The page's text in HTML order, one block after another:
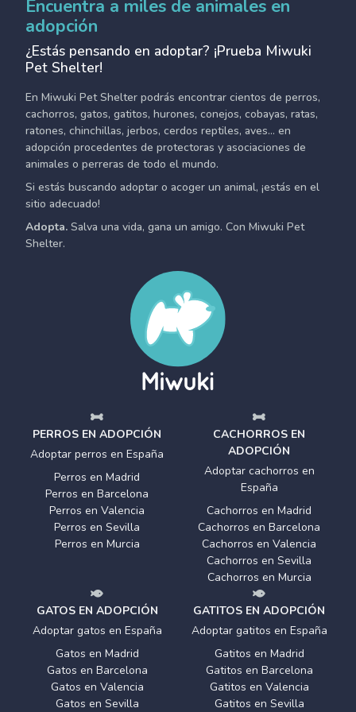
Encuentra a miles de animales en
adopción
¿Estás pensando en adoptar? ¡Prueba Miwuki
Pet Shelter!
En Miwuki Pet Shelter podrás encontrar cientos de perros,
cachorros, gatos, gatitos, hurones, conejos, cobayas, ratas,
ratones, chinchillas, jerbos, cerdos reptiles, aves... en
adopción procedentes de protectoras y asociaciones de
animales o perreras de todo el mundo.
Si estás buscando adoptar o acoger un animal, ¡estás en el
sitio adecuado!
Adopta. Salva una vida, gana un amigo. Con Miwuki Pet
Shelter.
PERROS EN ADOPCIÓN
Adoptar perros en España
Perros en Madrid
Perros en Barcelona
Perros en Valencia
Perros en Sevilla
Perros en Murcia
CACHORROS EN
ADOPCIÓN
Adoptar cachorros en
España
Cachorros en Madrid
Cachorros en Barcelona
Cachorros en Valencia
Cachorros en Sevilla
Cachorros en Murcia
GATOS EN ADOPCIÓN
Adoptar gatos en España
Gatos en Madrid
Gatos en Barcelona
Gatos en Valencia
Gatos en Sevilla
GATITOS EN ADOPCIÓN
Adoptar gatitos en España
Gatitos en Madrid
Gatitos en Barcelona
Gatitos en Valencia
Gatitos en Sevilla